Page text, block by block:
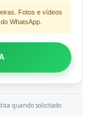
Fotos e vídeos
WhatsApp.
quando solicitado.